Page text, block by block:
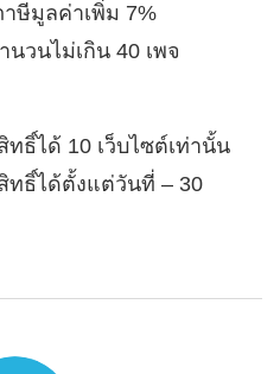
ษีมูลค่าเพิ่ม 7%
นวนไม่เกิน 40 เพจ
ธิ์ได้ 10 เว็บไซต์เท่านั้น
ทธิ์ได้ตั้งแต่วันที่ – 30